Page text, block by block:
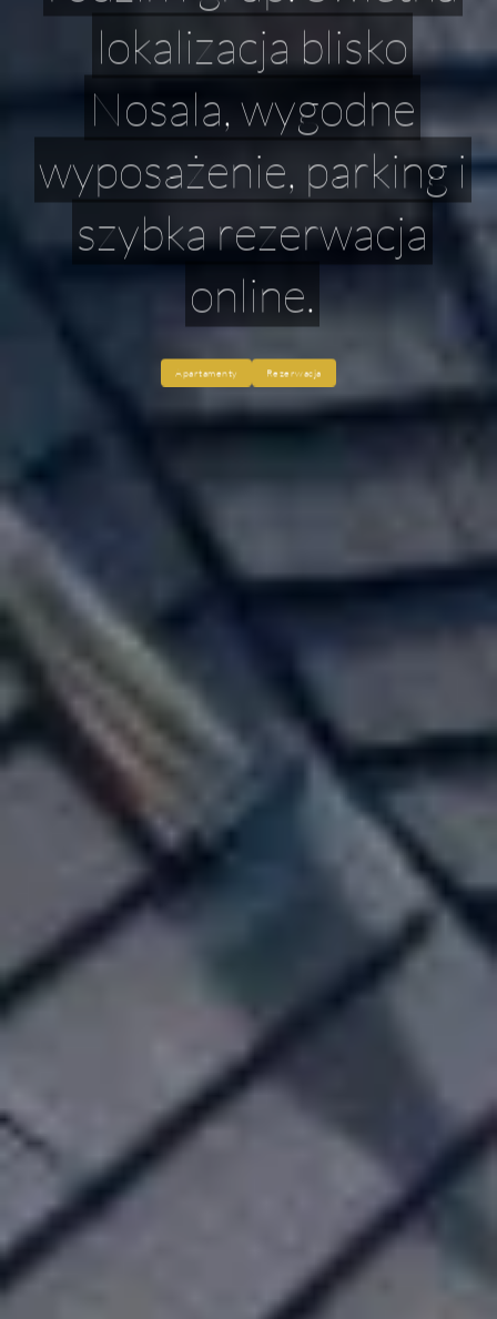
lokalizacja blisko
Nosala, wygodne
wyposażenie, parking i
szybka rezerwacja
online.
Apartamenty Rezerwacja